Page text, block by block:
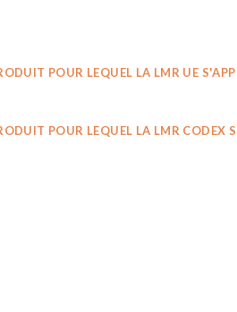
POUR LEQUEL LA LMR UE
POUR LEQUEL LA LMR CODEX